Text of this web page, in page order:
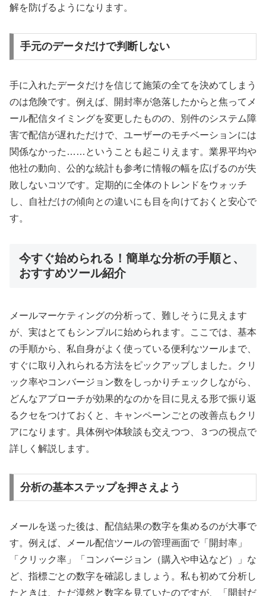
解を防げるようになります。
手元のデータだけで判断しない
手に入れたデータだけを信じて施策の全てを決めてしまう
のは危険です。例えば、開封率が急落したからと焦ってメ
ール配信タイミングを変更したものの、別件のシステム障
害で配信が遅れただけで、ユーザーのモチベーションには
関係なかった……ということも起こりえます。業界平均や
他社の動向、公的な統計も参考に情報の幅を広げるのが失
敗しないコツです。定期的に全体のトレンドをウォッチ
し、自社だけの傾向との違いにも目を向けておくと安心で
す。
今すぐ始められる！簡単な分析の手順と、
おすすめツール紹介
メールマーケティングの分析って、難しそうに見えます
が、実はとてもシンプルに始められます。ここでは、基本
の手順から、私自身がよく使っている便利なツールまで、
すぐに取り入れられる方法をピックアップしました。クリ
ック率やコンバージョン数をしっかりチェックしながら、
どんなアプローチが効果的なのかを目に見える形で振り返
るクセをつけておくと、キャンペーンごとの改善点もクリ
アになります。具体例や体験談も交えつつ、３つの視点で
詳しく解説します。
分析の基本ステップを押さえよう
メールを送った後は、配信結果の数字を集めるのが大事で
す。例えば、メール配信ツールの管理画面で「開封率」
「クリック率」「コンバージョン（購入や申込など）」な
ど、指標ごとの数字を確認しましょう。私も初めて分析し
たときは、ただ漠然と数字を見ていたのですが、「開封だ